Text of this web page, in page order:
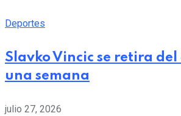
Deportes
Slavko Vincic se retira
una semana
julio 27, 2026